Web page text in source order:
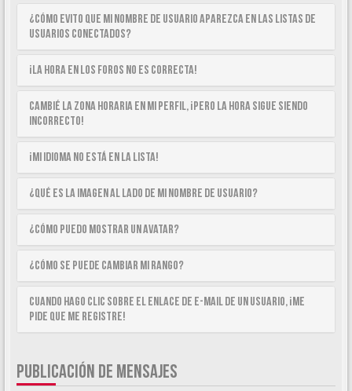
¿Cómo evito que mi nombre de usuario aparezca en las listas de
usuarios conectados?
¡La hora en los foros no es correcta!
Cambié la zona horaria en mi perfil, ¡pero la hora sigue siendo
incorrecto!
¡Mi idioma no está en la lista!
¿Qué es la imagen al lado de mi nombre de usuario?
¿Cómo puedo mostrar un avatar?
¿Cómo se puede cambiar mi rango?
Cuando hago clic sobre el enlace de e-mail de un usuario, ¡me
pide que me registre!
PUBLICACIÓN DE MENSAJES